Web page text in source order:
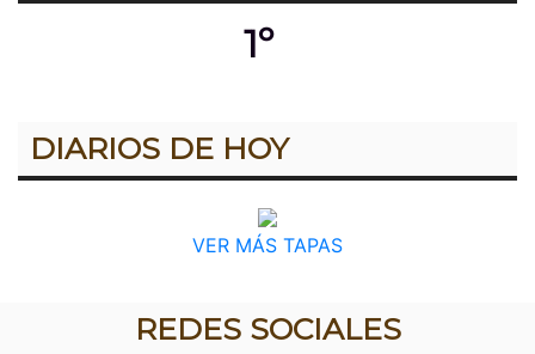
1º
DIARIOS DE HOY
VER MÁS TAPAS
REDES SOCIALES